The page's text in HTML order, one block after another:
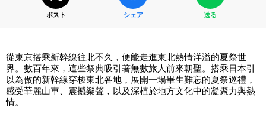
ポスト シェア 送る
從東京搭乘新幹線往北不久，便能走進東北熱情洋溢的夏祭世
界。數百年來，這些祭典吸引著無數旅人前來朝聖。搭乘日本引
以為傲的新幹線穿梭東北各地，展開一場畢生難忘的夏祭巡禮，
感受華麗山車、震撼樂聲，以及深植於地方文化中的凝聚力與熱
情。